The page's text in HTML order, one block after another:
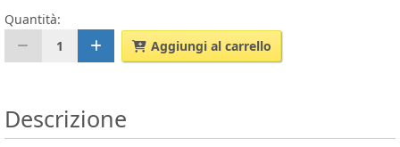
Quantità:
1
Aggiungi al carrello
Descrizione